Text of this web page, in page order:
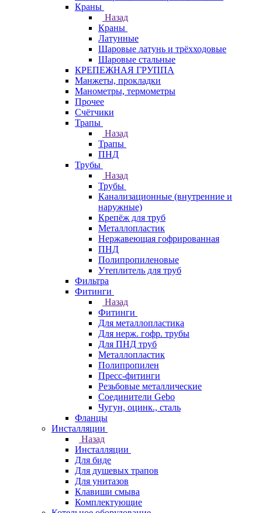
Краны
Назад
Краны
Латунные
Шаровые латунь и трёхходовые
Шаровые стальные
КРЕПЕЖНАЯ ГРУППА
Манжеты, прокладки
Манометры, термометры
Прочее
Счётчики
Трапы
Назад
Трапы
ПНД
Трубы
Назад
Трубы
Канализационные (внутренние и
наружные)
Крепёж для труб
Металлопластик
Нержавеющая гофрированная
ПНД
Полипропиленовые
Утеплитель для труб
Фильтра
Фитинги
Назад
Фитинги
Для металлопластика
Для нерж. гофр. трубы
Для ПНД труб
Металлопластик
Полипропилен
Пресс-фитинги
Резьбовые металлические
Соединители Gebo
Чугун, оцинк., сталь
Фланцы
Инсталляции
Назад
Инсталляции
Для биде
Для душевых трапов
Для унитазов
Клавиши смыва
Комплектующие